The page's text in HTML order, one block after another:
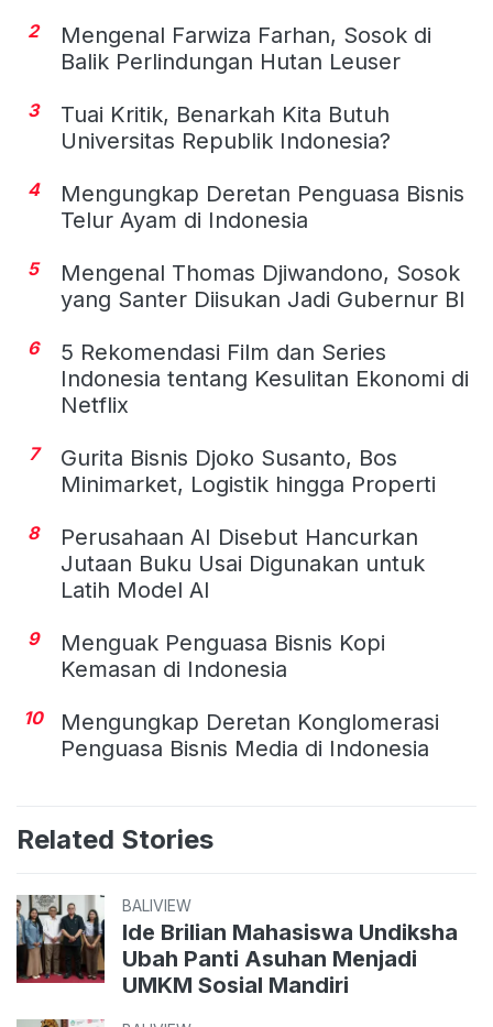
2
Mengenal Farwiza Farhan, Sosok di
Balik Perlindungan Hutan Leuser
3
Tuai Kritik, Benarkah Kita Butuh
Universitas Republik Indonesia?
4
Mengungkap Deretan Penguasa Bisnis
Telur Ayam di Indonesia
5
Mengenal Thomas Djiwandono, Sosok
yang Santer Diisukan Jadi Gubernur BI
6
5 Rekomendasi Film dan Series
Indonesia tentang Kesulitan Ekonomi di
Netflix
7
Gurita Bisnis Djoko Susanto, Bos
Minimarket, Logistik hingga Properti
8
Perusahaan AI Disebut Hancurkan
Jutaan Buku Usai Digunakan untuk
Latih Model AI
9
Menguak Penguasa Bisnis Kopi
Kemasan di Indonesia
10
Mengungkap Deretan Konglomerasi
Penguasa Bisnis Media di Indonesia
Related Stories
BALIVIEW
Ide Brilian Mahasiswa Undiksha
Ubah Panti Asuhan Menjadi
UMKM Sosial Mandiri